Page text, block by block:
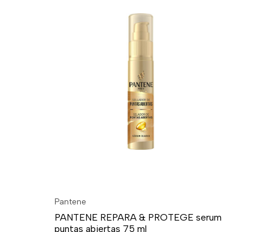
Pantene
PANTENE REPARA & PROTEGE serum
puntas abiertas 75 ml